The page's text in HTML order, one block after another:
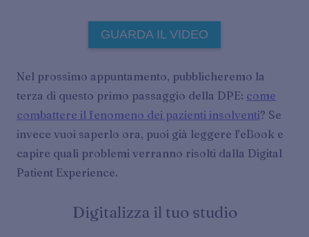
GUARDA IL VIDEO
Nel prossimo appuntamento, pubblicheremo la
terza di questo primo passaggio della DPE: come
combattere il fenomeno dei pazienti insolventi? Se
invece vuoi saperlo ora, puoi già leggere l’eBook e
capire quali problemi verranno risolti dalla Digital
Patient Experience.
Digitalizza il tuo studio